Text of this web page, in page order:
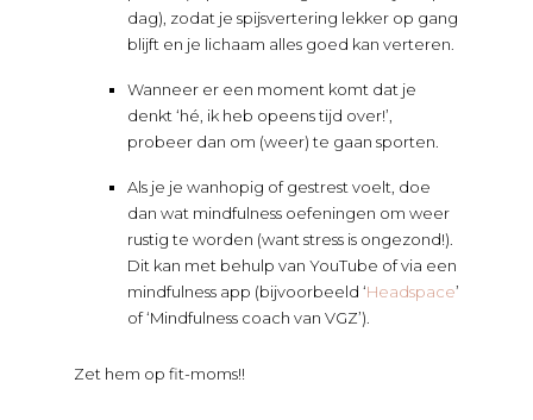
dag), zodat je spijsvertering lekker op gang
blijft en je lichaam alles goed kan verteren.
Wanneer er een moment komt dat je
denkt ‘hé, ik heb opeens tijd over!’,
probeer dan om (weer) te gaan sporten.
Als je je wanhopig of gestrest voelt, doe
dan wat mindfulness oefeningen om weer
rustig te worden (want stress is ongezond!).
Dit kan met behulp van YouTube of via een
mindfulness app (bijvoorbeeld ‘Headspace’
of ‘Mindfulness coach van VGZ’).
Zet hem op fit-moms!!